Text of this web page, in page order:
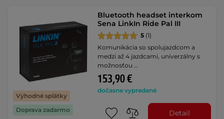
Výhodné splátky
Doprava zadarmo
Bluetooth headset interkom
Sena LinkIn Ride Pal III
5 (1)
Komunikácia so spolujazdcom a
medzi až 4 jazdcami, univerzálny s
možnosťou …
153,90 €
dočasne vypredané
Detail